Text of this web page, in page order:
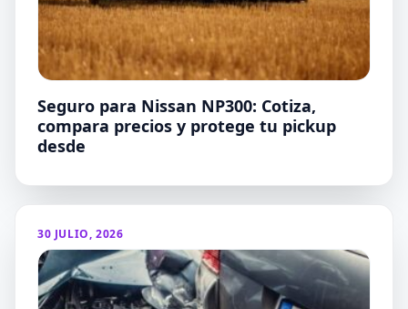
Seguro para Nissan NP300: Cotiza,
compara precios y protege tu pickup
desde
30 JULIO, 2026